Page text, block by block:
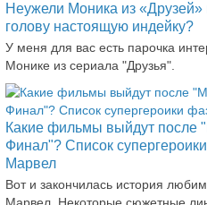
Неужели Моника из «Друзей»
голову настоящую индейку?
У меня для вас есть парочка
Монике из сериала "Друзья".
Какие фильмы выйдут после
Финал"? Список
Марвел
Вот и закончилась история